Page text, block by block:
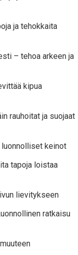
ja tehokkaita
– tehoa arkeen ja
kipua
rauhoitat ja suojaat
luonnolliset keinot
tapoja loistaa
lievitykseen
ratkaisu